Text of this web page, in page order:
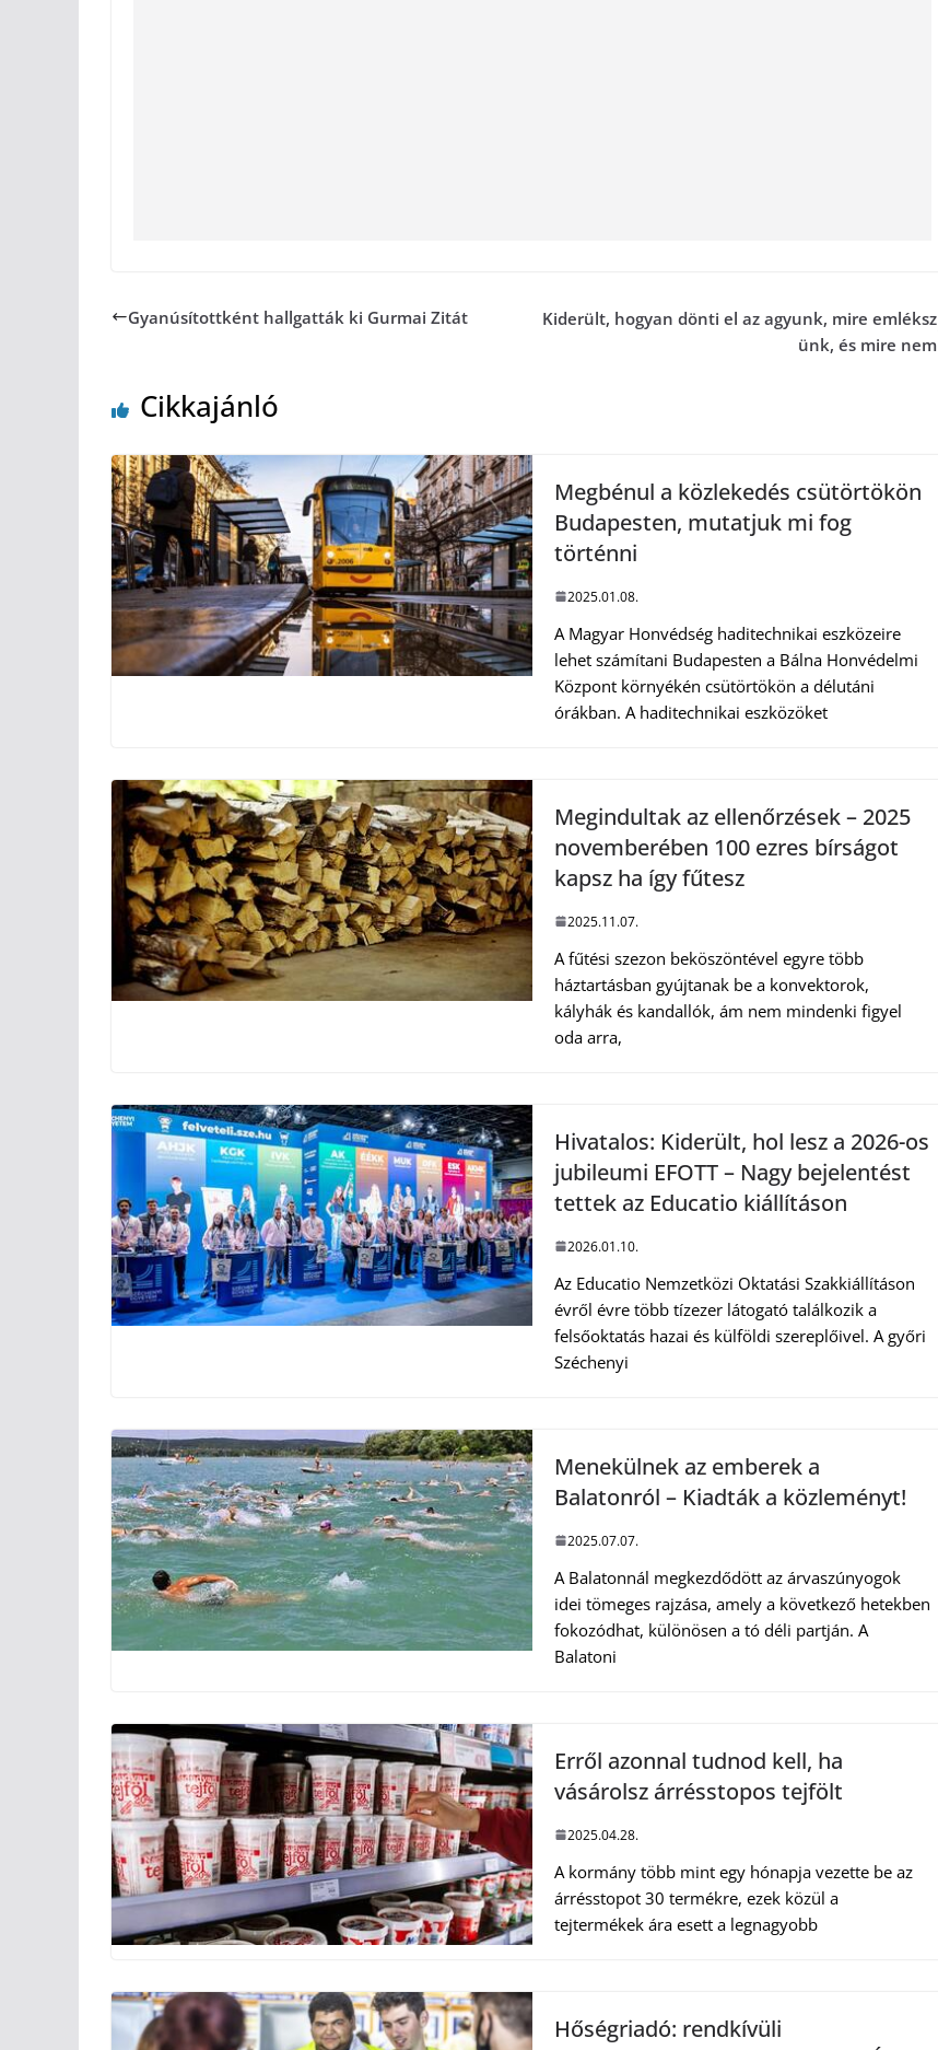
Gyanúsítottként hallgatták ki Gurmai Zitát
Kiderült, hogyan dönti el az agyunk, mire emléksz
ünk, és mire nem
Cikkajánló
Megbénul a közlekedés csütörtökön
Budapesten, mutatjuk mi fog
történni
2025.01.08.
A Magyar Honvédség haditechnikai eszközeire
lehet számítani Budapesten a Bálna Honvédelmi
Központ környékén csütörtökön a délutáni
órákban. A haditechnikai eszközöket
Megindultak az ellenőrzések – 2025
novemberében 100 ezres bírságot
kapsz ha így fűtesz
2025.11.07.
A fűtési szezon beköszöntével egyre több
háztartásban gyújtanak be a konvektorok,
kályhák és kandallók, ám nem mindenki figyel
oda arra,
Hivatalos: Kiderült, hol lesz a 2026-os
jubileumi EFOTT – Nagy bejelentést
tettek az Educatio kiállításon
2026.01.10.
Az Educatio Nemzetközi Oktatási Szakkiállításon
évről évre több tízezer látogató találkozik a
felsőoktatás hazai és külföldi szereplőivel. A győri
Széchenyi
Menekülnek az emberek a
Balatonról – Kiadták a közleményt!
2025.07.07.
A Balatonnál megkezdődött az árvaszúnyogok
idei tömeges rajzása, amely a következő hetekben
fokozódhat, különösen a tó déli partján. A
Balatoni
Erről azonnal tudnod kell, ha
vásárolsz árrésstopos tejfölt
2025.04.28.
A kormány több mint egy hónapja vezette be az
árrésstopot 30 termékre, ezek közül a
tejtermékek ára esett a legnagyobb
Hőségriadó: rendkívüli